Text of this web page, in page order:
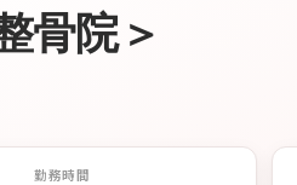
骨院＞
勤務時間